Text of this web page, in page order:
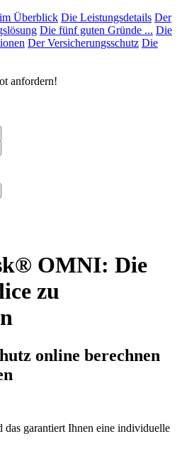
Überblick Die Leistungsdetails Der
Die fünf guten Gründe ... Die
Der Versicherungsschutz Die
anfordern!
OMNI: Die
zu
online berechnen
garantiert Ihnen eine individuelle